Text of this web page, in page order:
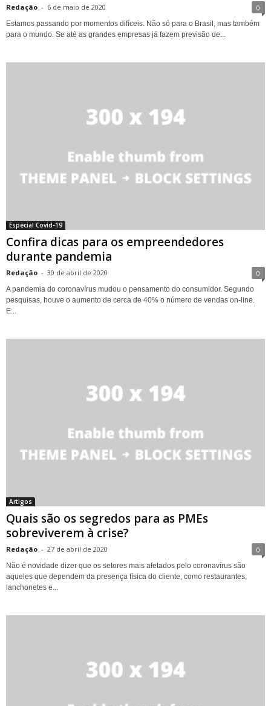
Redação - 6 de maio de 2020 0
Estamos passando por momentos difíceis. Não só para o Brasil, mas também
para o mundo. Se até as grandes empresas já fazem previsão de...
Especial Covid-19
Confira dicas para os empreendedores
durante pandemia
Redação - 30 de abril de 2020 0
A pandemia do coronavírus mudou o pensamento do consumidor. Segundo
pesquisas, houve o aumento de cerca de 40% o número de vendas on-line.
E...
Artigos
Quais são os segredos para as PMEs
sobreviverem à crise?
Redação - 27 de abril de 2020 0
Não é novidade dizer que os setores mais afetados pelo coronavírus são
aqueles que dependem da presença física do cliente, como restaurantes,
lanchonetes e...